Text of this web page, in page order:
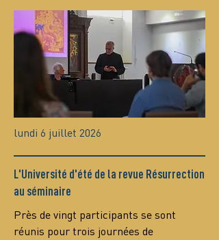
lundi 6 juillet 2026
L'Université d'été de la revue Résurrection
au séminaire
Près de vingt participants se sont
réunis pour trois journées de